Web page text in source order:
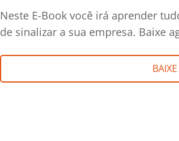
Neste E-Book você irá aprender
de sinalizar a sua empresa. Baixe